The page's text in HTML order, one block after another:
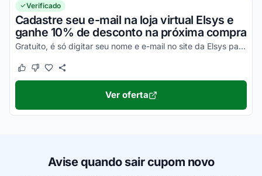
Verificado
Cadastre seu e-mail na loja virtual Elsys e
ganhe 10% de desconto na próxima compra
Gratuito, é só digitar seu nome e e-mail no site da Elsys para receber o desconto.
Este cupom funcionou
Este cupom não funcionou
Ver oferta
Avise quando sair cupom novo